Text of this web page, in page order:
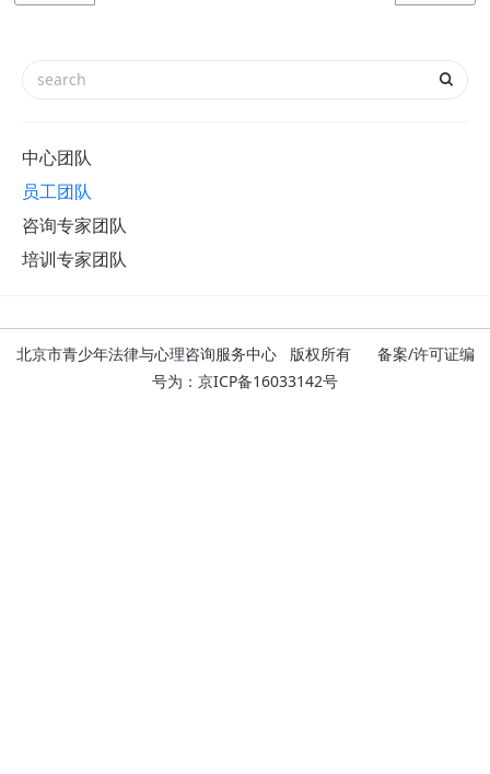
中心团队
员工团队
咨询专家团队
培训专家团队
北京市青少年法律与心理咨询服务中心 版权所有 备案/许可证编
号为： 京ICP备16033142号